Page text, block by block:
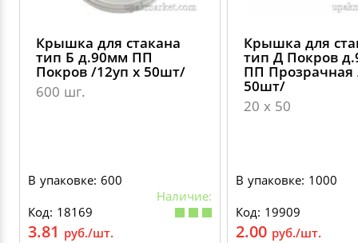
Крышка для стакана
тип Б д.90мм ПП
Покров /12уп х 50шт/
600 шг.
В упаковке: 600
Наличие:
Код: 18169
3.81 руб./шт.
Крышка для
тип Д Покров
ПП Прозрачная
50шт/
20 х 50
В упаковке: 1000
Код: 19909
2.00 руб./шт.